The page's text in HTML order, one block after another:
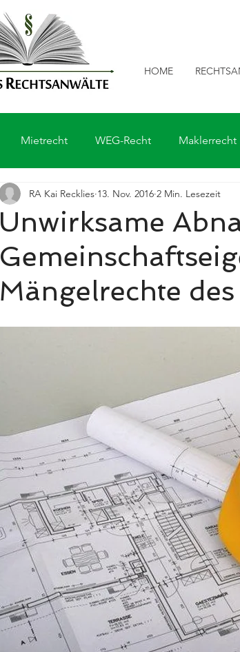
HOME
Mietrecht WEG-Recht Maklerrecht
Unwirksame
Mängelrechte
RA Kai Recklies 13. Nov. 2016 2 Min. Lesezeit